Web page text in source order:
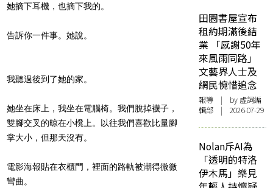
她摘下耳機，也摘下我的。
告訴你一件事。她說。
我聽過後到了她的家。
她坐在床上，我坐在電腦椅。我們脫掉襪子，
雙腳交叉的晾在小櫈上。以往我們喜歡比量腳
掌大小，但那天沒有。
電影海報貼在衣櫃門，裡面的路軌被潮得微微
彎曲。
田園書屋宣布
租約期滿後結
業 「感謝50年
來風雨同路」
文藝界人士及
網民惋惜追念
報導 | by 虛詞編
輯部 | 2026-07-29
Nolan斥AI為
「透明的特洛
伊木馬」樂見